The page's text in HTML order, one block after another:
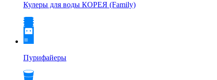
Кулеры для воды КОРЕЯ (Family)
Пурифайеры